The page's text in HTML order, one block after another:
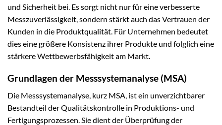
und Sicherheit bei. Es sorgt nicht nur für eine verbesserte
Messzuverlässigkeit, sondern stärkt auch das Vertrauen der
Kunden in die Produktqualität. Für Unternehmen bedeutet
dies eine größere Konsistenz ihrer Produkte und folglich eine
stärkere Wettbewerbsfähigkeit am Markt.
Grundlagen der Messsystemanalyse (MSA)
Die Messsystemanalyse, kurz MSA, ist ein unverzichtbarer
Bestandteil der Qualitätskontrolle in Produktions- und
Fertigungsprozessen. Sie dient der Überprüfung der